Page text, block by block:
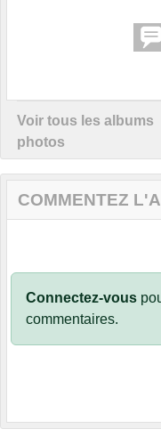
Voir tous les albums
photos
COMMENTEZ
Connectez-vous
commentaires.